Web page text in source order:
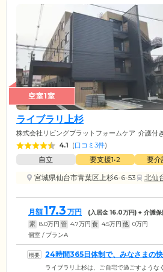
空室1室
ライブラリ上杉
株式会社リビングプラットフォームケア 介護付
4.1 (口コミ3件)
自立 要支援1•2 要介
宮城県仙台市青葉区上杉6-6-53
北仙
月額17.3 万円 (入居金16.0万円) + 介護
家 8.0万円 管 4.7万円 食 4.5万円 他 0万円
個室 / プランA
24時間365日体制で、みなさまの
ます
ライブラリ上杉は、ご自宅で過ごすような